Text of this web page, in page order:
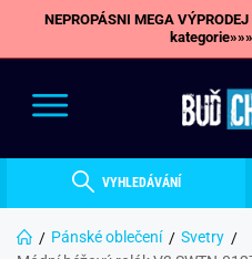
NEPROPÁSNI MEGA
kategorie»»»
VYHLEDÁVÁNÍ
Pánské oblečení
Svetry